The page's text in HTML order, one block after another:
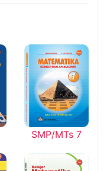
SMP/MTs 7